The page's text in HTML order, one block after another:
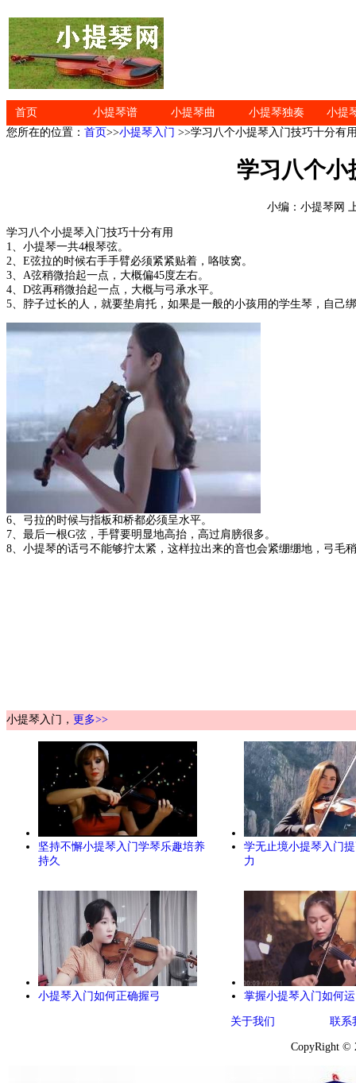
首页 小提琴谱 小提琴曲 小提琴独奏
小提
您所在的位置： 首页>>小提琴入门 >>学习八个小提琴入门技巧十分有
学习八个小
小编：小提琴网
学习八个小提琴入门技巧十分有用
1、小提琴一共4根琴弦。
2、E弦拉的时候右手手臂必须紧紧贴着，咯吱窝。
3、A弦稍微抬起一点，大概偏45度左右。
4、D弦再稍微抬起一点，大概与弓承水平。
5、脖子过长的人，就要垫肩托，如果是一般的小孩用的学生琴，自己
6、弓拉的时候与指板和桥都必须呈水平。
7、最后一根G弦，手臂要明显地高抬，高过肩膀很多。
8、小提琴的话弓不能够拧太紧，这样拉出来的音也会紧绷绷地，弓毛
小提琴入门， 更多>>
坚持不懈小提琴入门学琴乐趣培养
持久
学无止境小提琴入门
力
小提琴入门如何正确握弓 掌握小提琴入门如何
关于我们 联系
CopyRight ©